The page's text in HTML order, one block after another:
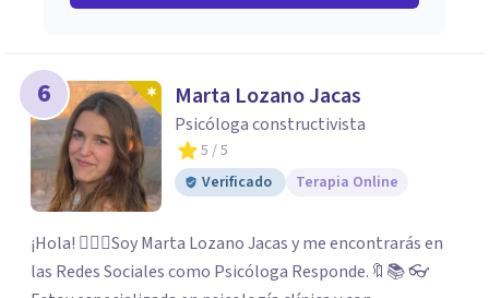
6 Marta Lozano Jacas
Psicóloga constructivista
5 / 5
Verificado
Terapia Online
¡Hola! 🙋🏼‍♀️Soy Marta Lozano Jacas y me encontrarás en
las Redes Sociales como Psicóloga Responde.🔖📚 👓